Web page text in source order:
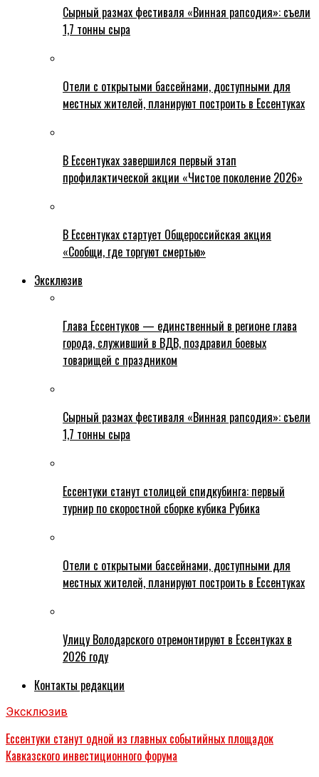
Сырный размах фестиваля «Винная рапсодия»: съели
1,7 тонны сыра
Отели с открытыми бассейнами, доступными для
местных жителей, планируют построить в Ессентуках
В Ессентуках завершился первый этап
профилактической акции «Чистое поколение 2026»
В Ессентуках стартует Общероссийская акция
«Сообщи, где торгуют смертью»
Эксклюзив
Глава Ессентуков — единственный в регионе глава
города, служивший в ВДВ, поздравил боевых
товарищей с праздником
Сырный размах фестиваля «Винная рапсодия»: съели
1,7 тонны сыра
Ессентуки станут столицей спидкубинга: первый
турнир по скоростной сборке кубика Рубика
Отели с открытыми бассейнами, доступными для
местных жителей, планируют построить в Ессентуках
Улицу Володарского отремонтируют в Ессентуках в
2026 году
Контакты редакции
Эксклюзив
Ессентуки станут одной из главных событийных площадок
Кавказского инвестиционного форума